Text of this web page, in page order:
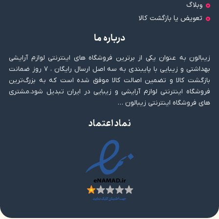
وبلاگ
تعویض یا بازگشت کالا
درباره ما
زیبالون به عنوان یکی از برترین فروشگاه های اینترنتی لوازم آرایشی
بهداشتی و زیبایی با پایبندی به سه اصل ارسال رایگان ، ۷ روز ضمانت
بازگشت کالا و تضمین اصالت کالا موفق شده است که به بزرگ‌ترین
فروشگاه اینترنتی لوازم آرایشی و زیبایی در ایران تبدیل شود.مشتری
های فروشگاه اینترنتی زیبالون …
نماد اعتماد